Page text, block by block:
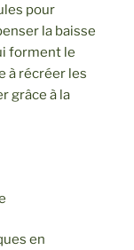
pour
la baisse
forment le
à récréer les
grâce à la
en